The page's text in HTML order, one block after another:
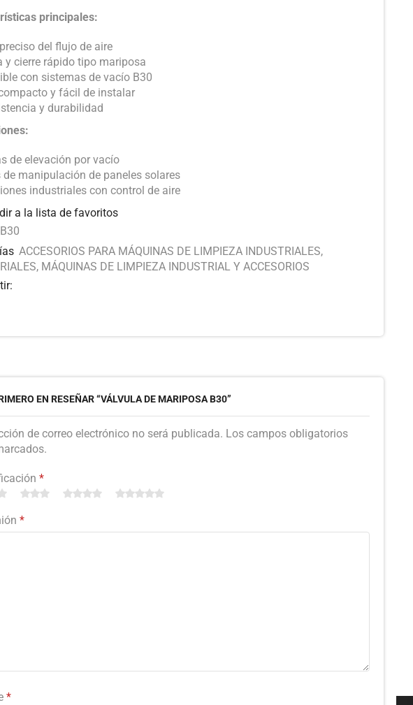
principales:
del flujo de aire
y cierre rápido tipo mariposa
con sistemas de vacío B30
y fácil de instalar
y durabilidad
de elevación por vacío
de manipulación de paneles solares
industriales con control de aire
a la lista de favoritos
ACCESORIOS PARA MÁQUINAS DE LIMPIEZA INDUSTRIALES,
, MÁQUINAS DE LIMPIEZA INDUSTRIAL Y ACCESORIOS
EN RESEÑAR “VÁLVULA DE MARIPOSA B30”
de correo electrónico no será publicada. Los campos obligatorios
*
*
*